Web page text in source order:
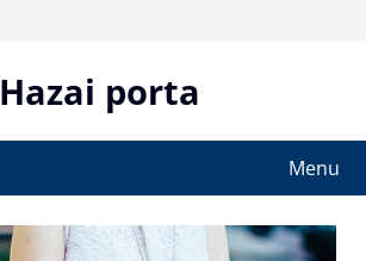
Hazai porta
Menu